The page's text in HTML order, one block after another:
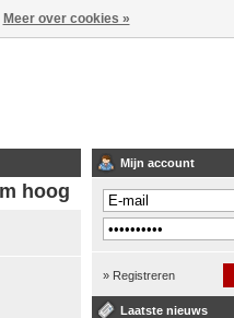
hoog
Mijn account
» Registreren
Laatste nieuws
Meer over cookies »